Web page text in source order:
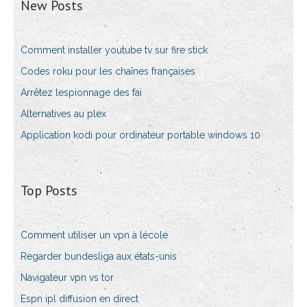
New Posts
Comment installer youtube tv sur fire stick
Codes roku pour les chaînes françaises
Arrêtez lespionnage des fai
Alternatives au plex
Application kodi pour ordinateur portable windows 10
Top Posts
Comment utiliser un vpn à lécole
Regarder bundesliga aux états-unis
Navigateur vpn vs tor
Espn ipl diffusion en direct